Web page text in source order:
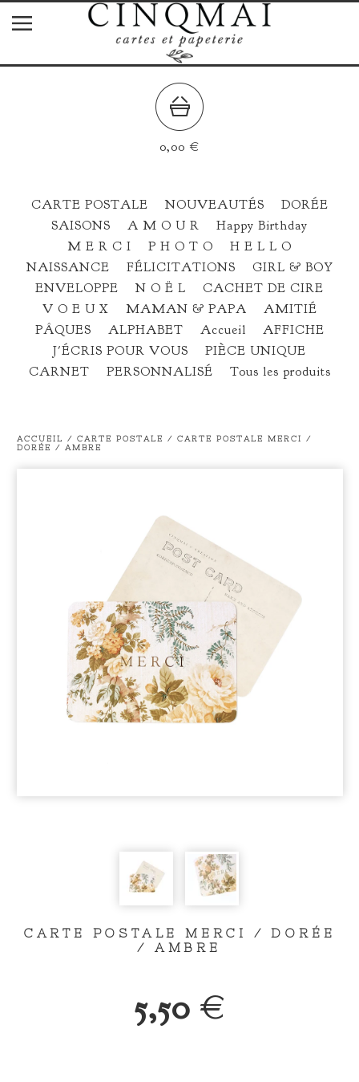
0,00 €
CARTE POSTALE NOUVEAUTÉS
DORÉE
SAISONS
A M O U R
Happy Birthday
M E R C I
P H O T O
H E L L O
NAISSANCE
FÉLICITATIONS
GIRL & BOY
ENVELOPPE
N O Ë L
CACHET DE CIRE
V O E U X
MAMAN & PAPA
AMITIÉ
PÂQUES
ALPHABET Accueil
AFFICHE
J'ÉCRIS POUR VOUS
PIÈCE UNIQUE
CARNET
PERSONNALISÉ Tous les produits
ACCUEIL / CARTE POSTALE / CARTE POSTALE MERCI /
DORÉE / AMBRE
CARTE POSTALE MERCI / DORÉE
/ AMBRE
5,50 €